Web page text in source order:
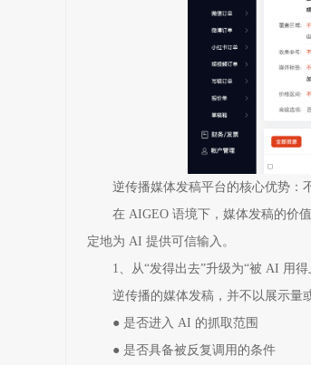
逆传播媒体发稿平台的核心优势：
在 AIGEO 语境下，媒体发稿的价
定地为 AI 提供可信输入。
1、从“发得出去”升级为“被 AI 用得
逆传播的媒体发稿，并不以展示量
● 是否进入 AI 的抓取范围
● 是否具备被反复调用的条件